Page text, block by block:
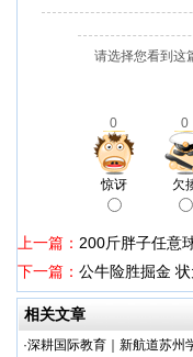
请选择您看到这
0 0
惊讶 欠
上一篇： 200斤胖子任意
下一篇： 公牛险胜掘金
相关文章
·深耕国际教育｜新航道苏州